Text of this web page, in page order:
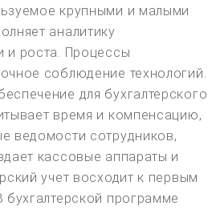
крупными и малыми
аналитику
и роста. Процессы
соблюдение технологий.
для бухгалтерского
время и компенсацию,
ведомости сотрудников,
кассовые аппараты и
учет восходит к первым
бухгалтерской программе